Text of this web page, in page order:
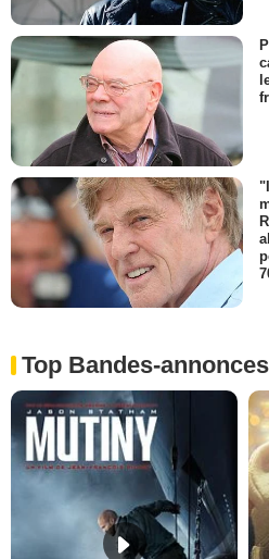
Top Bandes-annonces